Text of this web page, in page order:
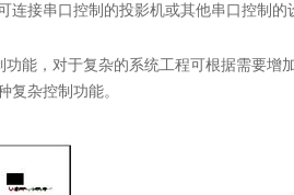
连接串口控制的投影机或其他串口控制
能，对于复杂的系统工程可根据需要
复杂控制功能。